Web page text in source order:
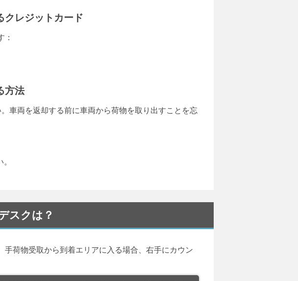
レジットカード
：
方法
車両を返却する前に車両から荷物を取り出すことを忘
スクは？
荷物受取から到着エリアに入る場合、右手にカウン